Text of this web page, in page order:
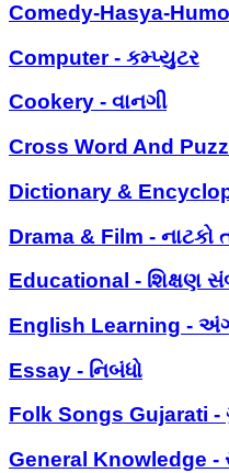
Comedy-Hasya-
Computer - કમ્પ્યુટર
Cookery - વાનગી
Cross Word And
Dictionary &
Drama & Film - નાટકો
Educational - શિક્ષણ
English Learning -
Essay - નિબંધો
Folk Songs Gujarati -
General Knowledge -